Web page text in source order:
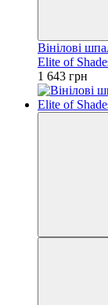
Вінілові
Elite of
1 643 грн